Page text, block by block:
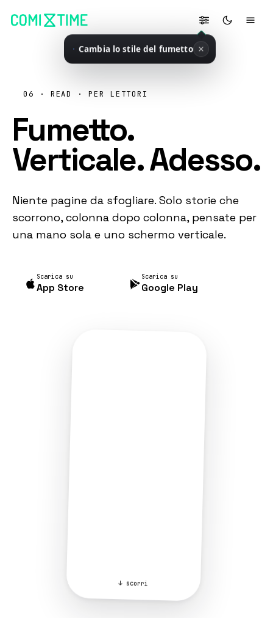
Cambia lo stile del fumetto
06 · READ · PER LETTORI
Fumetto.
Verticale. Adesso.
Niente pagine da sfogliare. Solo storie che
scorrono, colonna dopo colonna, pensate per
una mano sola e uno schermo verticale.
Scarica su
App Store
Scarica su
Google Play
↓ scorri